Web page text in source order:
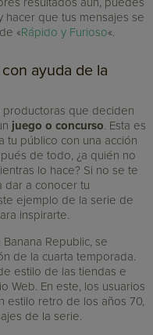
hacer que tus mensajes se
«Rápido y Furioso«.
ayuda de la
que deciden
juego o concurso. Esta es
tu público con una acción
de todo, ¿a quién no
lo hace? Si no se te
dar a conocer tu
ejemplo de la serie de
inspirarte.
Republic, se
de la cuarta temporada.
estilo de las tiendas e
Web. En este, los usuarios
estilo retro de los años 70,
de la serie.